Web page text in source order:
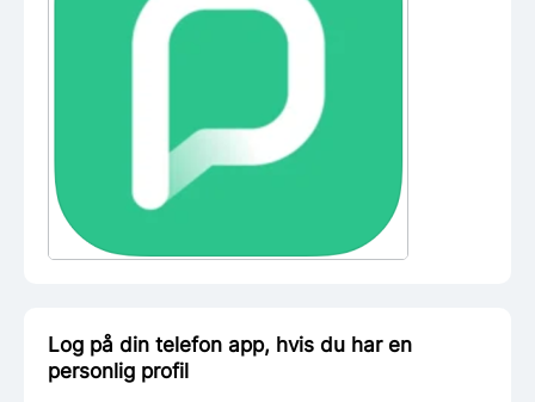
Log på din telefon app, hvis du har en
personlig profil